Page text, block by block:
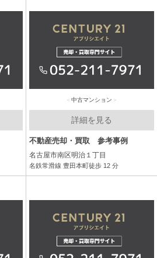
中古マンション
詳細を見る
不動産売却・買取 参考事例
名古屋市南区明治１丁目
名鉄常滑線 豊田本町徒歩 12 分